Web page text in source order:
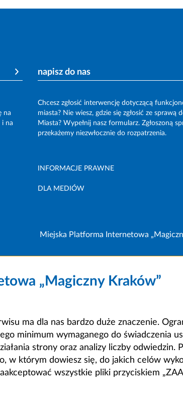
na
i na
napisz do nas
Chcesz zgłosić interwencję dotyczącą
miasta? Nie wiesz, gdzie się zgłosić ze sprawą
Miasta? Wypełnij nasz formularz. Zgłoszoną
przekażemy niezwłocznie do rozpatrzenia.
INFORMACJE PRAWNE
DLA MEDIÓW
Miejska Platforma Internetowa
„Magiczny Kraków”
ma dla nas bardzo duże znaczenie.
minimum wymaganego do świadczenia
strony oraz analizy liczby odwiedzin.
w którym dowiesz się, do jakich celów
wszystkie pliki przyciskiem